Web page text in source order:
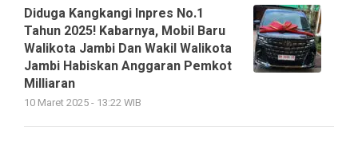
Diduga Kangkangi Inpres No.1
Tahun 2025! Kabarnya, Mobil Baru
Walikota Jambi Dan Wakil Walikota
Jambi Habiskan Anggaran Pemkot
Milliaran
10 Maret 2025 - 13:22 WIB